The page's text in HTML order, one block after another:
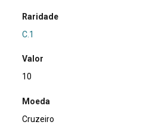
Raridade
C.1
Valor
10
Moeda
Cruzeiro